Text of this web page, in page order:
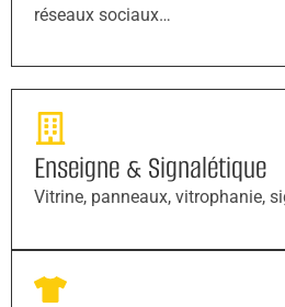
réseaux sociaux…
Enseigne & Signalétique
Vitrine, panneaux, vitrophanie,